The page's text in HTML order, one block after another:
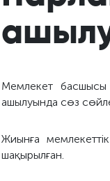
Мемлекет басшысы
ашылуында сөз
Жиынға
шақырылған.